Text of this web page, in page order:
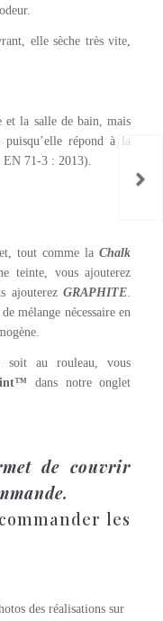
elle sèche très vite,
et la salle de bain, mais
puisqu’elle répond à la
EN 71-3 : 2013).
et, tout comme laChalk
teinte, vous ajouterez
ajouterezGRAPHITE.
mélange nécessaire en
soit au rouleau, vous
dans notre onglet
de couvrir
les
des réalisations sur